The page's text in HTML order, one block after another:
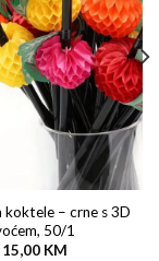
koktele – crne s 3D
50/1
15,00 KM